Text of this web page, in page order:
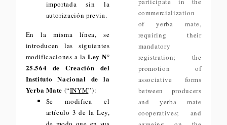
importada sin la
autorización previa.
En la misma línea, se
introducen las siguientes
modificaciones a laLey N°
25.564 de Creación del
Instituto Nacional de la
Yerba Mate (“INYM”):
Se modifica el
artículo 3 de la Ley,
commercialization
of yerba mate,
requiring their
mandatory
registration; the
promotion of
associative forms
between producers
and yerba mate
cooperatives; and